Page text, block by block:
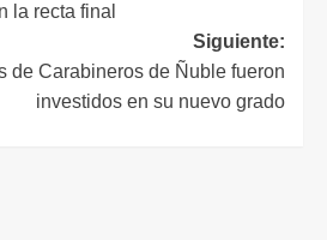
la recta final
Siguiente:
de Carabineros de Ñuble fueron
investidos en su nuevo grado